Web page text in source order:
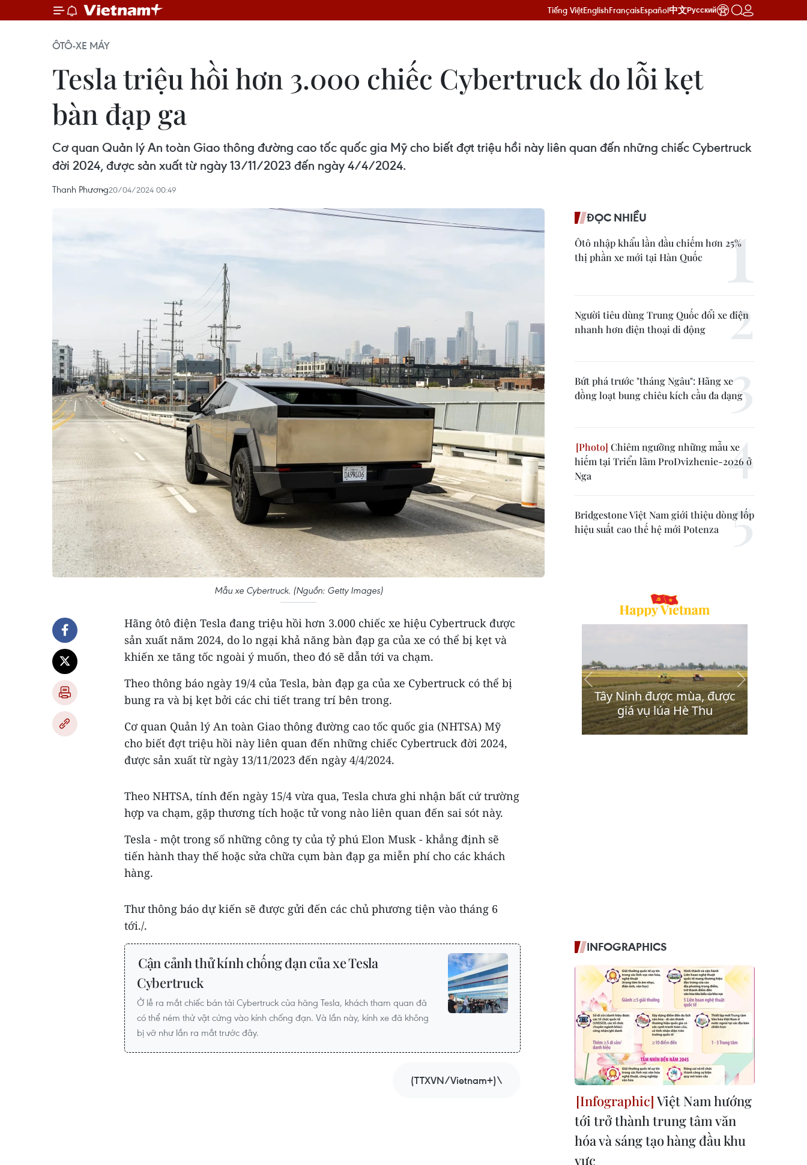
Tiếng ViệtEnglishFrançaisEspañol中文Русский
ÔTÔ-XE MÁY
Tesla triệu hồi hơn 3.000 chiếc Cybertruck do lỗi kẹt
bàn đạp ga
Cơ quan Quản lý An toàn Giao thông đường cao tốc quốc gia Mỹ cho biết đợt triệu hồi này liên quan đến những chiếc Cybertruck
đời 2024, được sản xuất từ ngày 13/11/2023 đến ngày 4/4/2024.
Thanh Phương20/04/2024 00:49
Mẫu xe Cybertruck. (Nguồn: Getty Images)
Hãng ôtô điện Tesla đang triệu hồi hơn 3.000 chiếc xe hiệu Cybertruck được
sản xuất năm 2024, do lo ngại khả năng bàn đạp ga của xe có thể bị kẹt và
khiến xe tăng tốc ngoài ý muốn, theo đó sẽ dẫn tới va chạm.
Theo thông báo ngày 19/4 của Tesla, bàn đạp ga của xe Cybertruck có thể bị
bung ra và bị kẹt bởi các chi tiết trang trí bên trong.
Cơ quan Quản lý An toàn Giao thông đường cao tốc quốc gia (NHTSA) Mỹ
cho biết đợt triệu hồi này liên quan đến những chiếc Cybertruck đời 2024,
được sản xuất từ ngày 13/11/2023 đến ngày 4/4/2024.
Theo NHTSA, tính đến ngày 15/4 vừa qua, Tesla chưa ghi nhận bất cứ trường
hợp va chạm, gặp thương tích hoặc tử vong nào liên quan đến sai sót này.
Tesla - một trong số những công ty của tỷ phú Elon Musk - khẳng định sẽ
tiến hành thay thế hoặc sửa chữa cụm bàn đạp ga miễn phí cho các khách
hàng.
Thư thông báo dự kiến sẽ được gửi đến các chủ phương tiện vào tháng 6
tới./.
Cận cảnh thử kính chống đạn của xe Tesla
Cybertruck
Ở lễ ra mắt chiếc bán tải Cybertruck của hãng Tesla, khách tham quan đã
có thể ném thử vật cứng vào kính chống đạn. Và lần này, kính xe đã không
bị vỡ như lần ra mắt trước đây.
(TTXVN/Vietnam+)\
ĐỌC NHIỀU
Ôtô nhập khẩu lần đầu chiếm hơn 25%
thị phần xe mới tại Hàn Quốc
Người tiêu dùng Trung Quốc đổi xe điện
nhanh hơn điện thoại di động
Bứt phá trước "tháng Ngâu": Hãng xe
đồng loạt bung chiêu kích cầu đa dạng
Chiêm ngưỡng những mẫu xe
hiếm tại Triển lãm ProDvizhenie-2026 ở
Nga
Bridgestone Việt Nam giới thiệu dòng lốp
hiệu suất cao thế hệ mới Potenza
INFOGRAPHICS
Việt Nam hướng
tới trở thành trung tâm văn
hóa và sáng tạo hàng đầu khu
vực